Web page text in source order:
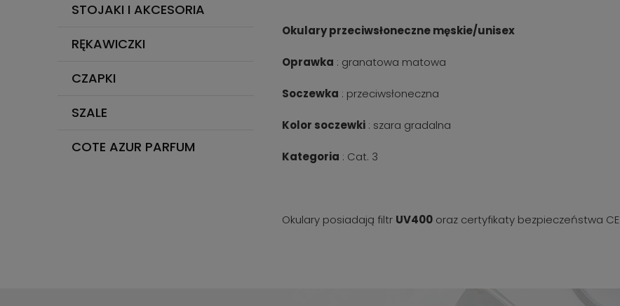
STOJAKI I AKCESORIA
RĘKAWICZKI
CZAPKI
SZALE
COTE AZUR PARFUM
Okulary przeciwsłoneczne męskie/unisex
Oprawka : granatowa matowa
Soczewka : przeciwsłoneczna
Kolor soczewki : szara gradalna
Kategoria : Cat. 3
Okulary posiadają filtr UV400 oraz certyfikaty bezpieczeństwa CE